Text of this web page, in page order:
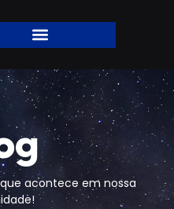
acontece em nossa